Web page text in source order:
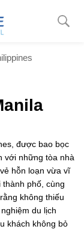
được bao bọc
với những tòa nhà
hỗn loạn vừa vĩ
phố, cùng
không thiếu
du lịch
khách không bỏ